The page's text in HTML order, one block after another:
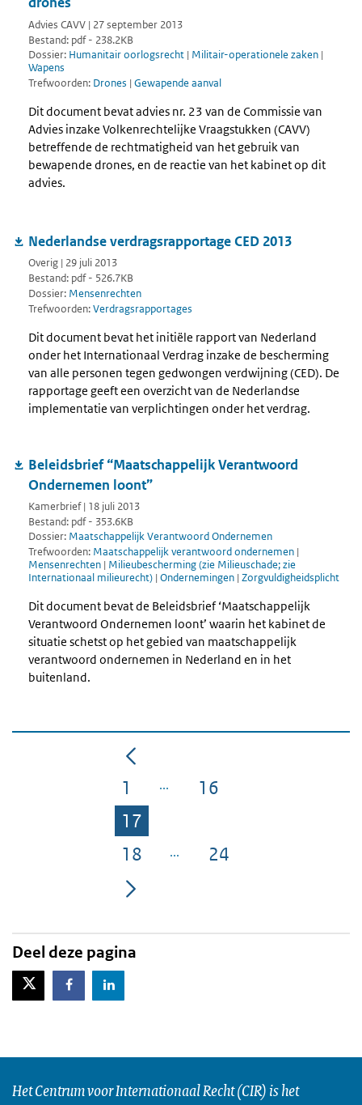
Advies CAVV | 27 september 2013
Bestand: pdf - 238.2KB
Dossier: Humanitair oorlogsrecht | Militair-operationele zaken |
Wapens
Trefwoorden: Drones | Gewapende aanval
Dit document bevat advies nr. 23 van de Commissie van
Advies inzake Volkenrechtelijke Vraagstukken (CAVV)
betreffende de rechtmatigheid van het gebruik van
bewapende drones, en de reactie van het kabinet op dit
advies.
Nederlandse verdragsrapportage CED 2013
Overig | 29 juli 2013
Bestand: pdf - 526.7KB
Dossier: Mensenrechten
Trefwoorden:Verdragsrapportages
Dit document bevat het initiële rapport van Nederland
onder het Internationaal Verdrag inzake de bescherming
van alle personen tegen gedwongen verdwijning (CED). De
rapportage geeft een overzicht van de Nederlandse
implementatie van verplichtingen onder het verdrag.
Beleidsbrief “Maatschappelijk Verantwoord
Ondernemen loont”
Kamerbrief | 18 juli 2013
Bestand: pdf - 353.6KB
Dossier: Maatschappelijk Verantwoord Ondernemen
Trefwoorden: Maatschappelijk verantwoord ondernemen |
Mensenrechten | Milieubescherming (zie Milieuschade; zie
Internationaal milieurecht) | Ondernemingen | Zorgvuldigheidsplicht
Dit document bevat de Beleidsbrief ‘Maatschappelijk
Verantwoord Ondernemen loont’ waarin het kabinet de
situatie schetst op het gebied van maatschappelijk
verantwoord ondernemen in Nederland en in het
buitenland.
Pagina
1 Pagina
16
Pagina
17
Pagina
18 Pagina
24
Deel deze pagina
X-TwitterFacebookLinkedIn
Het Centrum voor Internationaal Recht (CIR) is het